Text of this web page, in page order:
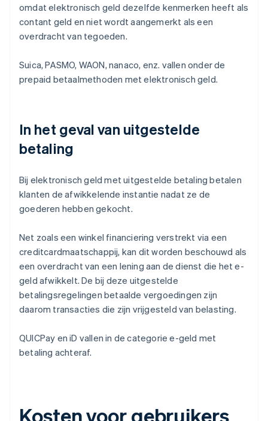
omdat elektronisch geld dezelfde kenmerken heeft als
contant geld en niet wordt aangemerkt als een
overdracht van tegoeden.
Suica, PASMO, WAON, nanaco, enz. vallen onder de
prepaid betaalmethoden met elektronisch geld.
In het geval van uitgestelde
betaling
Bij elektronisch geld met uitgestelde betaling betalen
klanten de afwikkelende instantie nadat ze de
goederen hebben gekocht.
Net zoals een winkel financiering verstrekt via een
creditcardmaatschappij, kan dit worden beschouwd als
een overdracht van een lening aan de dienst die het e-
geld afwikkelt. De bij deze uitgestelde
betalingsregelingen betaalde vergoedingen zijn
daarom transacties die zijn vrijgesteld van belasting.
QUICPay en iD vallen in de categorie e-geld met
betaling achteraf.
Kosten voor gebruikers